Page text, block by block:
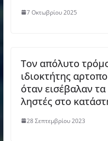
7 Οκτωβρίου 2025
Τον απόλυτο
ιδιοκτήτης
όταν εισέβαλαν
ληστές στο
28 Σεπτεμβρίου 2023